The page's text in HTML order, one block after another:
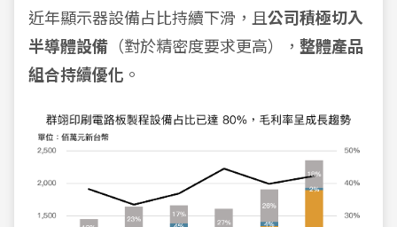
近年顯示器設備占比持續下滑，且公司積極切入
半導體設備 （對於精密度要求更高）， 整體產品
組合持續優化 。